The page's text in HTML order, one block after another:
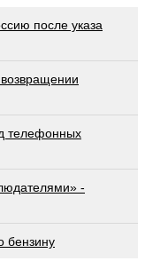
после указа
телефонных
-
бензину